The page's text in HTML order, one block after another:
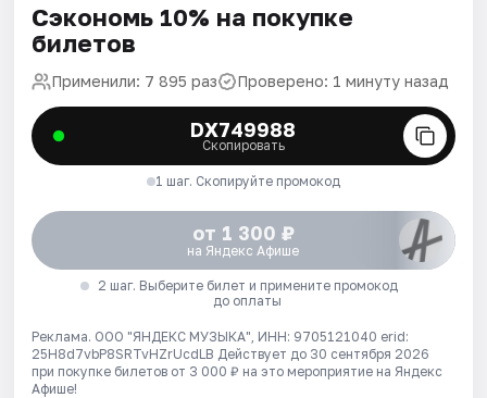
Сэкономь 10% на покупке
билетов
Применили: 7 895 раз Проверено: 1 минуту назад
DX749988
Скопировать
1 шаг. Скопируйте промокод
от 1 300 ₽
на Яндекс Афише
2 шаг. Выберите билет и примените промокод
до оплаты
Реклама. ООО "ЯНДЕКС МУЗЫКА", ИНН: 9705121040 erid:
25H8d7vbP8SRTvHZrUcdLB Действует до 30 сентября 2026
при покупке билетов от 3 000 ₽ на это мероприятие на Яндекс
Афише!